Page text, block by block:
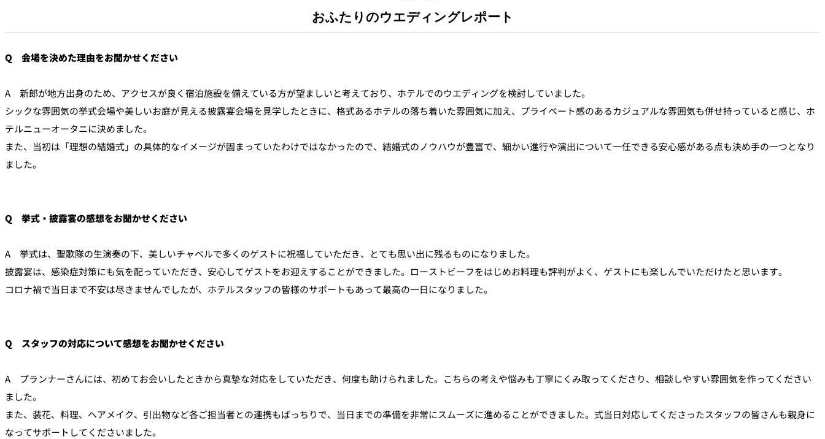
おふたりのウエディングレポート
Q 会場を決めた理由をお聞かせください
A 新郎が地方出身のため、アクセスが良く宿泊施設を備えている方が望ましいと考えており、ホテルでのウエディングを検討していました。
シックな雰囲気の挙式会場や美しいお庭が見える披露宴会場を見学したときに、格式あるホテルの落ち着いた雰囲気に加え、プライベート感のあるカジュアルな雰囲気も併せ持っていると感じ、ホ
テルニューオータニに決めました。
また、当初は「理想の結婚式」の具体的なイメージが固まっていたわけではなかったので、結婚式のノウハウが豊富で、細かい進行や演出について一任できる安心感がある点も決め手の一つとなり
ました。
Q 挙式・披露宴の感想をお聞かせください
A 挙式は、聖歌隊の生演奏の下、美しいチャペルで多くのゲストに祝福していただき、とても思い出に残るものになりました。
披露宴は、感染症対策にも気を配っていただき、安心してゲストをお迎えすることができました。ローストビーフをはじめお料理も評判がよく、ゲストにも楽しんでいただけたと思います。
コロナ禍で当日まで不安は尽きませんでしたが、ホテルスタッフの皆様のサポートもあって最高の一日になりました。
Q スタッフの対応について感想をお聞かせください
A プランナーさんには、初めてお会いしたときから真摯な対応をしていただき、何度も助けられました。こちらの考えや悩みも丁寧にくみ取ってくださり、相談しやすい雰囲気を作ってください
ました。
また、装花、料理、ヘアメイク、引出物など各ご担当者との連携もばっちりで、当日までの準備を非常にスムーズに進めることができました。式当日対応してくださったスタッフの皆さんも親身に
なってサポートしてくださいました。